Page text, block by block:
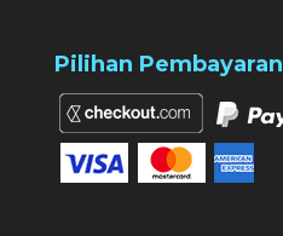
Pilihan Pembayaran